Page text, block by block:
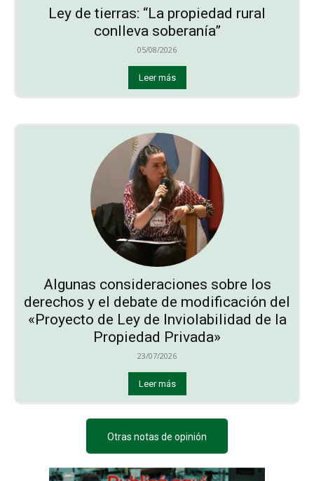
Ley de tierras: “La propiedad rural
conlleva soberanía”
05/08/2026
Leer más
Algunas consideraciones sobre los
derechos y el debate de modificación del
«Proyecto de Ley de Inviolabilidad de la
Propiedad Privada»
23/07/2026
Leer más
Otras notas de opinión